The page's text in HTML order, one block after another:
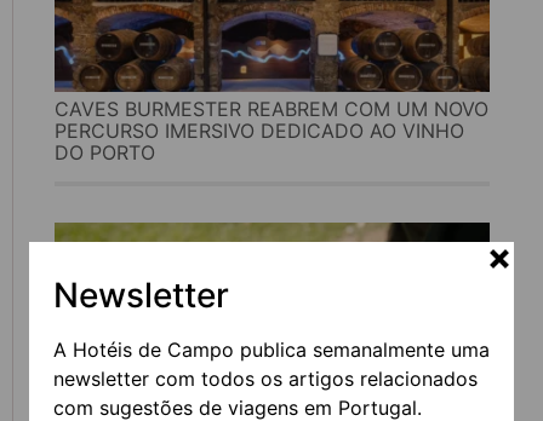
Newsletter
A Hotéis de Campo publica semanalmente uma
newsletter com todos os artigos relacionados
com sugestões de viagens em Portugal.
CAVES BURMESTER REABREM COM UM NOVO
PERCURSO IMERSIVO DEDICADO AO VINHO
DO PORTO